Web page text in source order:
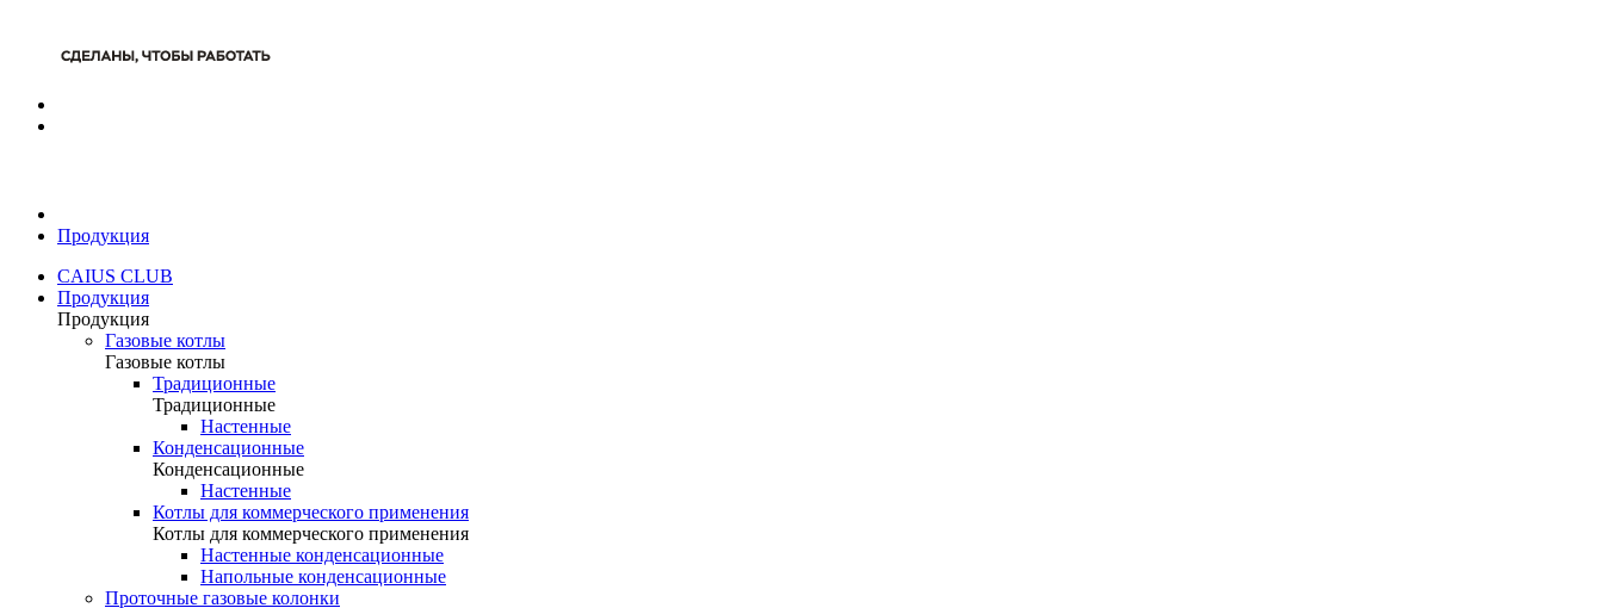
Продукция
CAIUS CLUB
Продукция
Продукция
Газовые котлы
Газовые котлы
Традиционные
Традиционные
Настенные
Конденсационные
Конденсационные
Настенные
Котлы для коммерческого применения
Котлы для коммерческого применения
Настенные конденсационные
Напольные конденсационные
Проточные газовые колонки